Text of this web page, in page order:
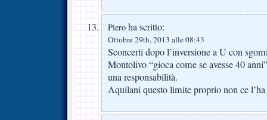
Piero ha scritto:
Ottobre 29th, 2013 alle 08:43
Sconcerti dopo l’inversione a U con
Montolivo “gioca come se avesse 40
una responsabilità.
Aquilani questo limite proprio non ce l’ha